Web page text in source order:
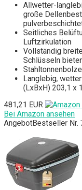
Allwetter-
große
Seitliches
Luftzirkulation
Vollständig
Schlüsseln
Langlebig,
(LxBxH) 203,1 x
481,21 EUR
Bei Amazon ansehen
AngebotBestseller Nr.